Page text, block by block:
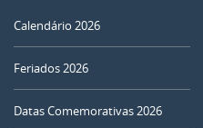
Calendário 2026
Feriados 2026
Datas Comemorativas 2026